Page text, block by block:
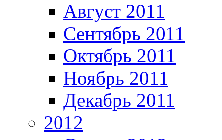
Август 2011
Сентябрь 2011
Октябрь 2011
Ноябрь 2011
Декабрь 2011
2012